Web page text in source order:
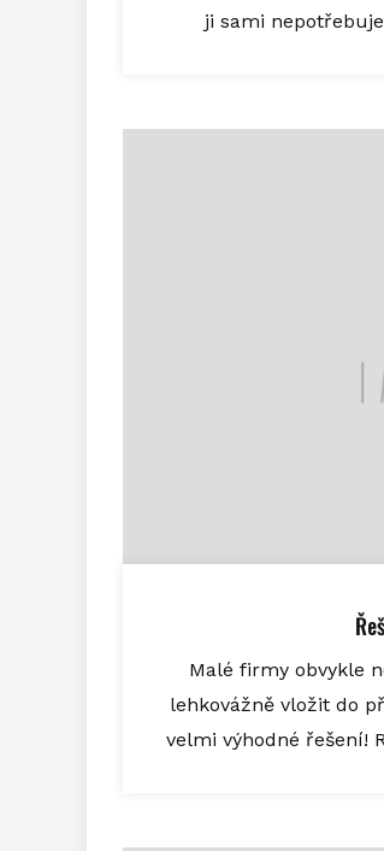
ji sami
Malé firmy obvykle
lehkovážně vložit do
velmi výhodné řešení!